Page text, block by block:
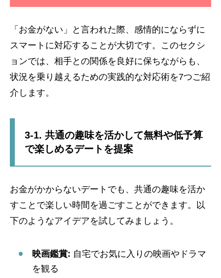
「お金がない」と言われた際、感情的にならずに
スマートに対応することが大切です。このセクシ
ョンでは、相手との関係を良好に保ちながらも、
状況を乗り越えるための実践的な対応術を7つご紹
介します。
3-1. 共通の趣味を活かして無料や低予算
で楽しめるデートを提案
お金がかからないデートでも、共通の趣味を活か
すことで楽しい時間を過ごすことができます。以
下のようなアイデアを試してみましょう。
映画鑑賞: 自宅でお気に入りの映画やドラマ
を観る